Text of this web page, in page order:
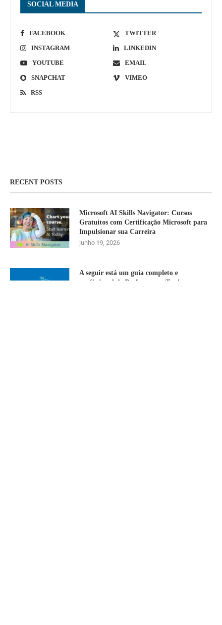
SOCIAL MEDIA
FACEBOOK
TWITTER
INSTAGRAM
LINKEDIN
YOUTUBE
EMAIL
SNAPCHAT
VIMEO
RSS
RECENT POSTS
Microsoft AI Skills Navigator: Cursos
Gratuitos com Certificação Microsoft para
Impulsionar sua Carreira
junho 19, 2026
A seguir está um guia completo e
profissional de Performance Tuning com